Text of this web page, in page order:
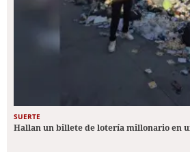
SUERTE
Hallan un billete de lotería millonario en